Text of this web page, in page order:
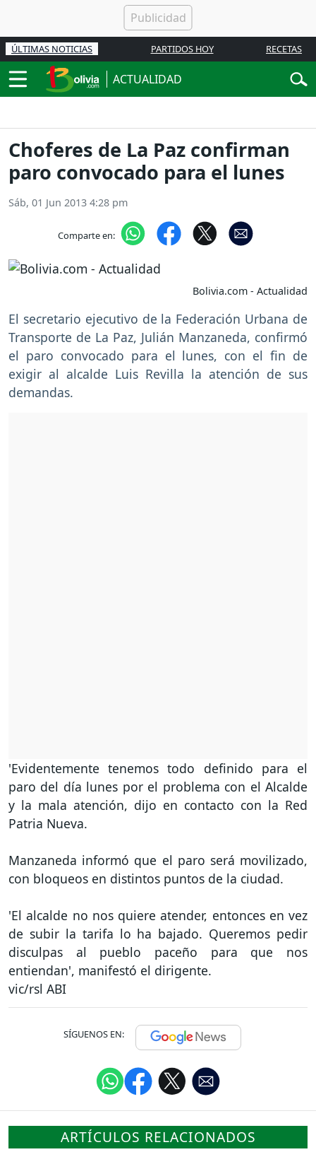
ÚLTIMAS NOTICIAS PARTIDOS HOY RECETAS
ACTUALIDAD
Choferes de La Paz confirman
paro convocado para el lunes
Sáb, 01 Jun 2013 4:28 pm
Comparte en:
Bolivia.com - Actualidad
El secretario ejecutivo de la Federación Urbana de
Transporte de La Paz, Julián Manzaneda, confirmó
el paro convocado para el lunes, con el fin de
exigir al alcalde Luis Revilla la atención de sus
demandas.
'Evidentemente tenemos todo definido para el
paro del día lunes por el problema con el Alcalde
y la mala atención, dijo en contacto con la Red
Patria Nueva.
Manzaneda informó que el paro será movilizado,
con bloqueos en distintos puntos de la ciudad.
'El alcalde no nos quiere atender, entonces en vez
de subir la tarifa lo ha bajado. Queremos pedir
disculpas al pueblo paceño para que nos
entiendan', manifestó el dirigente.
vic/rsl ABI
SÍGUENOS EN:
ARTÍCULOS RELACIONADOS